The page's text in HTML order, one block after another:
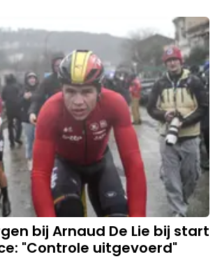
bij Arnaud De Lie bij start
"Controle uitgevoerd"